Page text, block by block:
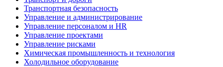
Транспортная безопасность
Управление и администрирование
Управление персоналом и HR
Управление проектами
Управление рисками
Химическая промышленность и технология
Холодильное оборудование